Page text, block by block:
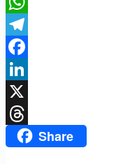
WhatsApp
Telegram
Facebook
LinkedIn
X
ThreadsShare